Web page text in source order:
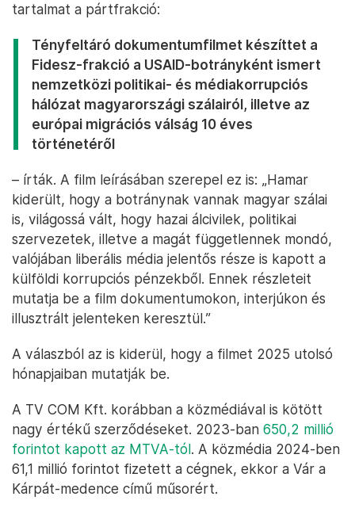
tartalmat a pártfrakció:
Tényfeltáró dokumentumfilmet készíttet a
Fidesz-frakció a USAID-botrányként ismert
nemzetközi politikai- és médiakorrupciós
hálózat magyarországi szálairól, illetve az
európai migrációs válság 10 éves
történetéről
– írták. A film leírásában szerepel ez is: „Hamar
kiderült, hogy a botránynak vannak magyar szálai
is, világossá vált, hogy hazai álcivilek, politikai
szervezetek, illetve a magát függetlennek mondó,
valójában liberális média jelentős része is kapott a
külföldi korrupciós pénzekből. Ennek részleteit
mutatja be a film dokumentumokon, interjúkon és
illusztrált jelenteken keresztül.”
A válaszból az is kiderül, hogy a filmet 2025 utolsó
hónapjaiban mutatják be.
A TV COM Kft. korábban a közmédiával is kötött
nagy értékű szerződéseket. 2023-ban 650,2 millió
forintot kapott az MTVA-tól. A közmédia 2024-ben
61,1 millió forintot fizetett a cégnek, ekkor a Vár a
Kárpát-medence című műsorért.